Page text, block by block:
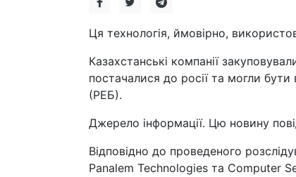
Ця технологія, ймовірно,
Казахстанські компанії
постачалися до росії та могли
(РЕБ).
Джерело інформації. Цю новину
Відповідно до проведеного
Panalem Technologies та Computer